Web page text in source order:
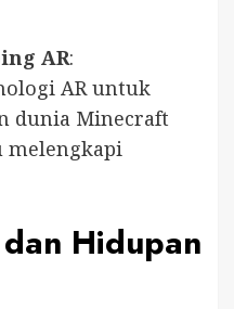
AR:
AR untuk
dunia Minecraft
melengkapi
Hidupan